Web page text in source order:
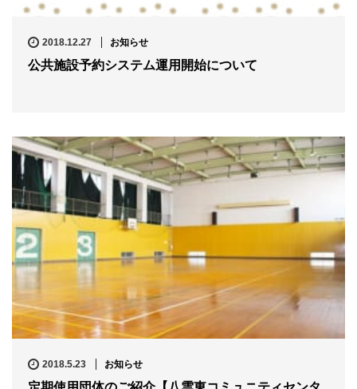
2018.12.27 お知らせ
公共施設予約システム運用開始について
2018.5.23 お知らせ